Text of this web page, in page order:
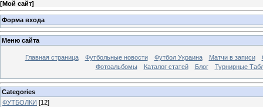
[Мой сайт]
Форма входа
Меню сайта
Главная страница Футбольные новости Футбол Украина Матчи в записи
Фотоальбомы
Каталог статей Блог Турнирные
Categories
ФУТБОЛКИ [12]